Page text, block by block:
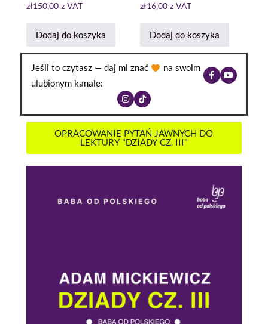
zł150,00 z VAT
Dodaj do koszyka
zł16,00 z VAT
Dodaj do koszyka
Jeśli to czytasz — daj mi znać
na swoim
ulubionym kanale:
OPRACOWANIE PYTAŃ JAWNYCH DO
LEKTURY "DZIADY CZ. III"